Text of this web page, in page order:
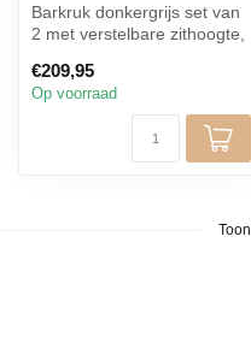
Barkruk donkergrijs set van
2 met verstelbare zithoogte,
€209,95
Op voorraad
Toon